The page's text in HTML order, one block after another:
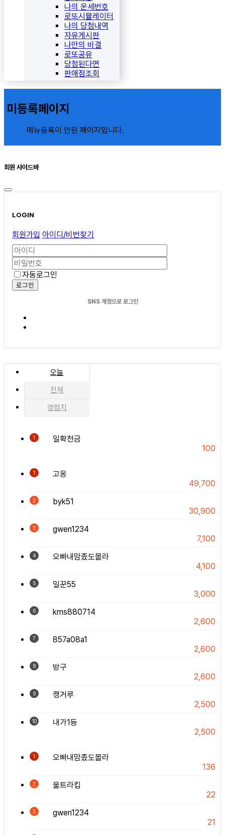
나의 운세번호
로또시뮬레이터
나의 당첨내역
자유게시판
나만의 비결
로또공유
당첨된다면
판매점조회
미등록페이지
메뉴등록이 안된 페이지입니다.
회원 사이드바
LOGIN
회원가입 아이디/비번찾기
자동로그인
로그인
SNS 계정으로 로그인
오늘
전체
경험치
1
일확천금
100
1
고옹
49,700
2
byk51
30,900
3
gwen1234
7,100
4
오빠내맘좄도몰라
4,100
5
일꾼55
3,000
6
kms880714
2,600
7
857a08a1
2,600
8
방구
2,600
9
캥거루
2,500
10
내가1등
2,500
1
오빠내맘좄도몰라
136
2
울트라킵
22
3
gwen1234
21